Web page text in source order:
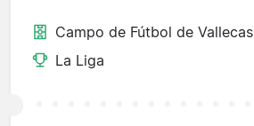
Campo de Fútbol de Vallecas
La Liga